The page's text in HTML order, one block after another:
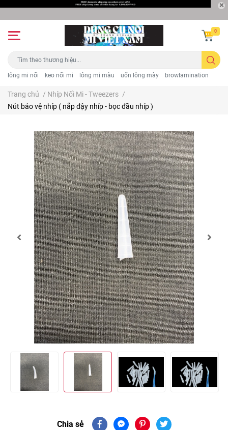
lông mi nối keo nối mi lông mi màu uốn lông mày browlamination
0
Trang chủ / Nhíp Nối Mi - Tweezers /
Nút bảo vệ nhíp ( nắp đậy nhíp - bọc đầu nhíp )
Chia sẻ